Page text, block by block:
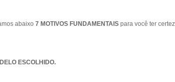
abaixo 7 MOTIVOS FUNDAMENTAIS para você ter
ESCOLHIDO.